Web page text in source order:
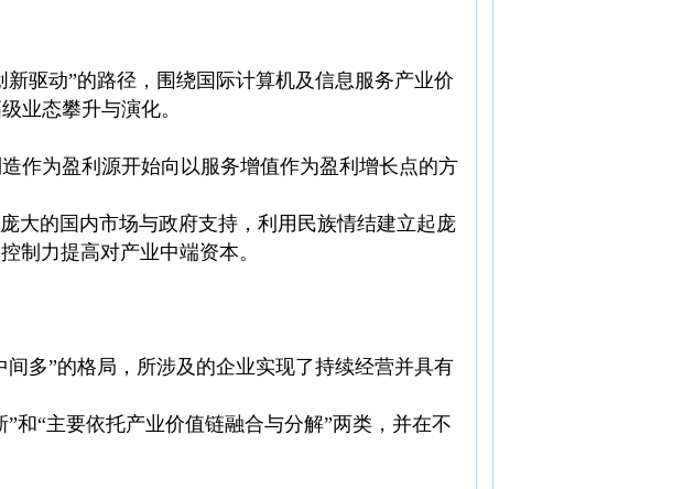
驱动”的路径，围绕国际计算机及信息服务产业价
业态攀升与演化。
作为盈利源开始向以服务增值作为盈利增长点的方
大的国内市场与政府支持，利用民族情结建立起庞
制力提高对产业中端资本。
多”的格局，所涉及的企业实现了持续经营并具有
和“主要依托产业价值链融合与分解”两类，并在不